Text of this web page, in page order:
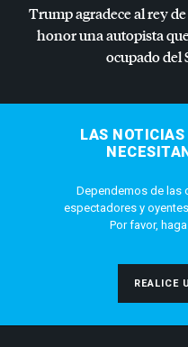
Trump agradece al rey
honor una autopista
ocupado del
LAS
Dependemos de las
espectadores y
Por favor,
REALICE